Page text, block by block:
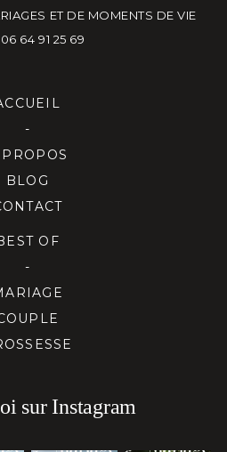
ET DE MOMENTS DE VIE
06 64 91 25 69
-
BLOG
OF
-
sur Instagram